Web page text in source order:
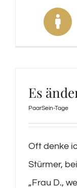
Es
PaarSein-Tage
Oft denke
Stürmer,
„Frau D.,